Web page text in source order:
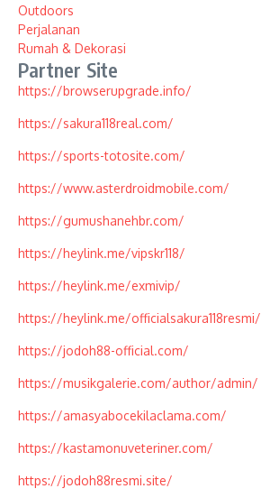
Outdoors
Perjalanan
Rumah & Dekorasi
Partner Site
https://browserupgrade.info/
https://sakura118real.com/
https://sports-totosite.com/
https://www.asterdroidmobile.com/
https://gumushanehbr.com/
https://heylink.me/vipskr118/
https://heylink.me/exmivip/
https://heylink.me/officialsakura118resmi/
https://jodoh88-official.com/
https://musikgalerie.com/author/admin/
https://amasyabocekilaclama.com/
https://kastamonuveteriner.com/
https://jodoh88resmi.site/